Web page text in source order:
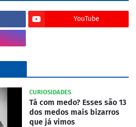
YouTube
CURIOSIDADES
Tá com medo? Esses são 13
dos medos mais bizarros
que já vimos